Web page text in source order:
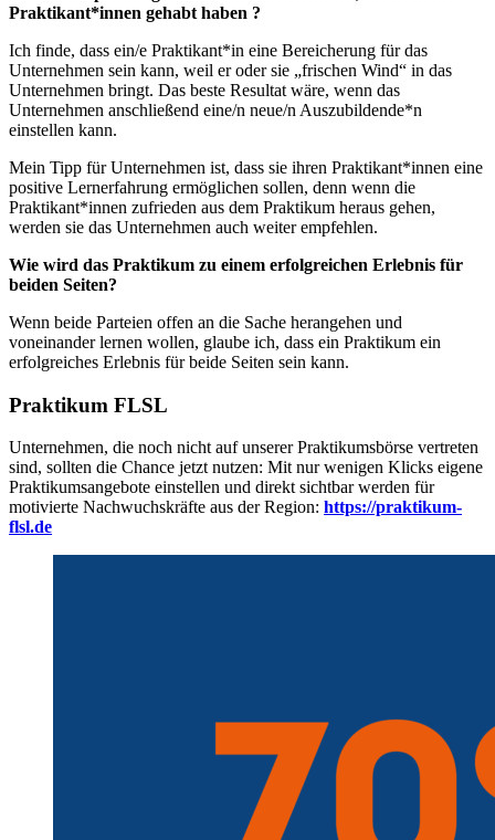
Praktikant*innen gehabt haben ?
Ich finde, dass ein/e Praktikant*in eine Bereicherung für das
Unternehmen sein kann, weil er oder sie „frischen Wind“ in das
Unternehmen bringt. Das beste Resultat wäre, wenn das
Unternehmen anschließend eine/n neue/n Auszubildende*n
einstellen kann.
Mein Tipp für Unternehmen ist, dass sie ihren Praktikant*innen eine
positive Lernerfahrung ermöglichen sollen, denn wenn die
Praktikant*innen zufrieden aus dem Praktikum heraus gehen,
werden sie das Unternehmen auch weiter empfehlen.
Wie wird das Praktikum zu einem erfolgreichen Erlebnis für
beiden Seiten?
Wenn beide Parteien offen an die Sache herangehen und
voneinander lernen wollen, glaube ich, dass ein Praktikum ein
erfolgreiches Erlebnis für beide Seiten sein kann.
Praktikum FLSL
Unternehmen, die noch nicht auf unserer Praktikumsbörse vertreten
sind, sollten die Chance jetzt nutzen: Mit nur wenigen Klicks eigene
Praktikumsangebote einstellen und direkt sichtbar werden für
motivierte Nachwuchskräfte aus der Region: https://praktikum-
flsl.de